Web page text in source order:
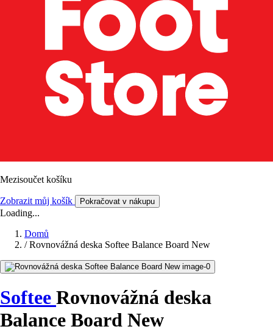
Mezisoučet košíku
Zobrazit můj košík Pokračovat v nákupu
Loading...
Domů
/ Rovnovážná deska Softee Balance Board New
Softee Rovnovážná deska
Balance Board New